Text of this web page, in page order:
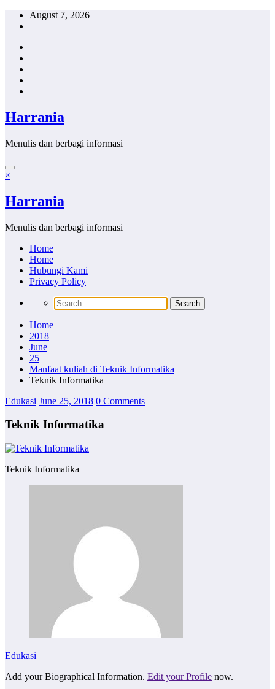
Skip
August 7, 2026
Harrania
Menulis dan berbagi informasi
×
Harrania
Menulis dan berbagi informasi
Home
Home
Hubungi Kami
Privacy Policy
Home
2018
June
25
Manfaat kuliah di Teknik Informatika
Teknik Informatika
Edukasi June 25, 2018 0 Comments
Teknik Informatika
Teknik Informatika
Edukasi
Add your Biographical Information. Edit your Profile now.